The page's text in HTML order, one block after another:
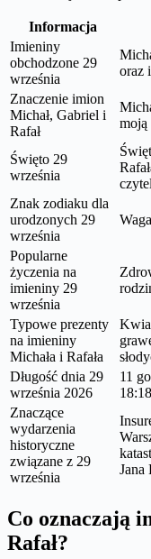
Informacja
Imieniny
obchodzone 29
września
oraz
Znaczenie imion
Michał, Gabriel i
Rafał
moją
Święto 29
września
Znak zodiaku dla
urodzonych 29
września
Waga
Popularne
życzenia na
imieniny 29
września
Typowe prezenty
na imieniny
Michała i Rafała
Długość dnia 29
września 2026
11
Znaczące
wydarzenia
historyczne
związane z 29
września
Jana
Co oznaczają
Rafał?